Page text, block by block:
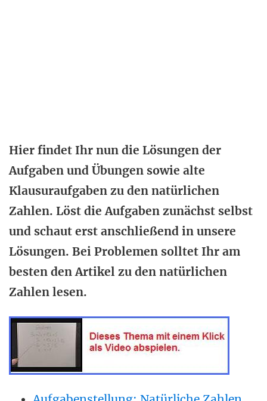
Hier findet Ihr nun die Lösungen der
Aufgaben und Übungen sowie alte
Klausuraufgaben zu den natürlichen
Zahlen. Löst die Aufgaben zunächst selbst
und schaut erst anschließend in unsere
Lösungen. Bei Problemen solltet Ihr am
besten den Artikel zu den natürlichen
Zahlen lesen.